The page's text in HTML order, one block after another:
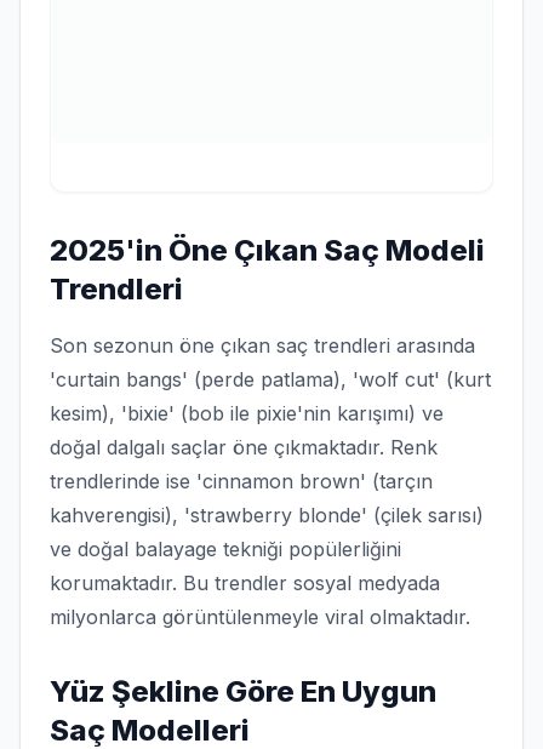
2025'in Öne Çıkan Saç Modeli
Trendleri
Son sezonun öne çıkan saç trendleri arasında
'curtain bangs' (perde patlama), 'wolf cut' (kurt
kesim), 'bixie' (bob ile pixie'nin karışımı) ve
doğal dalgalı saçlar öne çıkmaktadır. Renk
trendlerinde ise 'cinnamon brown' (tarçın
kahverengisi), 'strawberry blonde' (çilek sarısı)
ve doğal balayage tekniği popülerliğini
korumaktadır. Bu trendler sosyal medyada
milyonlarca görüntülenmeyle viral olmaktadır.
Yüz Şekline Göre En Uygun
Saç Modelleri